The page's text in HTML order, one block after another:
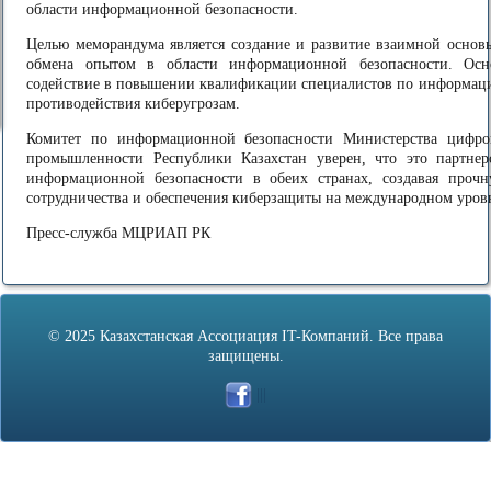
области информационной безопасности.
Целью меморандума является создание и развитие взаимной
обмена опытом в области информационной безопасности.
содействие в повышении квалификации специалистов по
противодействия киберугрозам.
Комитет по информационной безопасности Министерства
промышленности Республики Казахстан уверен, что это
информационной безопасности в обеих странах, создавая
сотрудничества и обеспечения киберзащиты на международном
Пресс-служба МЦРИАП РК
© 2025 Казахстанская Ассоциация IT-Компаний. Все права
защищены.